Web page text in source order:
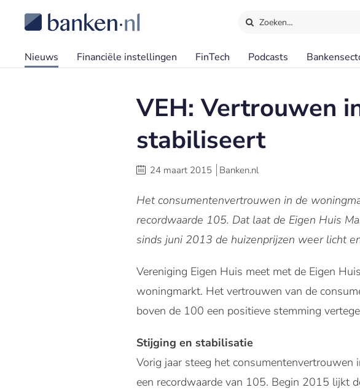
Zoeken…
Nieuws Financiële instellingen FinTech Podcasts
VEH: Vertrouwen
stabiliseert
24 maart 2015 Banken.nl
Het consumentenvertrouwen in de
recordwaarde 105. Dat laat de Eigen Huis
sinds juni 2013 de huizenprijzen weer licht
Vereniging Eigen Huis meet met de Eigen
woningmarkt. Het vertrouwen van de
boven de 100 een positieve stemming
Stijging en stabilisatie
Vorig jaar steeg het
een recordwaarde van 105. Begin 2015 lijkt